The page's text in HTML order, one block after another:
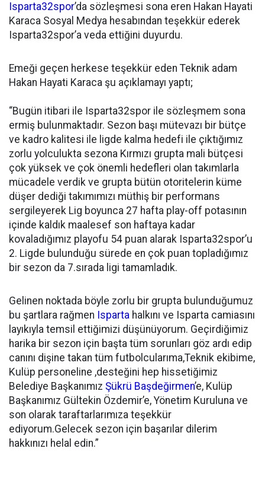
Isparta32spor’da sözleşmesi sona eren Hakan Hayati
Karaca Sosyal Medya hesabından teşekkür ederek
Isparta32spor’a veda ettiğini duyurdu.
Emeği geçen herkese teşekkür eden Teknik adam
Hakan Hayati Karaca şu açıklamayı yaptı;
“Bugün itibari ile Isparta32spor ile sözleşmem sona
ermiş bulunmaktadır. Sezon başı mütevazı bir bütçe
ve kadro kalitesi ile ligde kalma hedefi ile çıktığımız
zorlu yolculukta sezona Kırmızı grupta mali bütçesi
çok yüksek ve çok önemli hedefleri olan takımlarla
mücadele verdik ve grupta bütün otoritelerin küme
düşer dediği takımımızı müthiş bir performans
sergileyerek Lig boyunca 27 hafta play-off potasının
içinde kaldık maalesef son haftaya kadar
kovaladığımız playofu 54 puan alarak Isparta32spor’u
2. Ligde bulunduğu sürede en çok puan topladığımız
bir sezon da 7.sırada ligi tamamladık.
Gelinen noktada böyle zorlu bir grupta bulunduğumuz
bu şartlara rağmen Isparta halkını ve Isparta camiasını
layıkıyla temsil ettiğimizi düşünüyorum. Geçirdiğimiz
harika bir sezon için başta tüm sorunları göz ardı edip
canını dişine takan tüm futbolcularıma,Teknik ekibime,
Kulüp personeline ,desteğini hep hissetiğimiz
Belediye Başkanımız Şükrü Başdeğirmen’e, Kulüp
Başkanımız Gültekin Özdemir’e, Yönetim Kuruluna ve
son olarak taraftarlarımıza teşekkür
ediyorum.Gelecek sezon için başarılar dilerim
hakkınızı helal edin.”